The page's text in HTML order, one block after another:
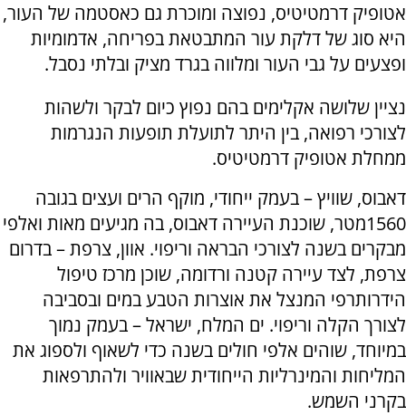
אטופיק דרמטיטיס, נפוצה ומוכרת גם כאסטמה של העור,
היא סוג של דלקת עור המתבטאת בפריחה, אדמומיות
ופצעים על גבי העור ומלווה בגרד מציק ובלתי נסבל.
נציין שלושה אקלימים בהם נפוץ כיום לבקר ולשהות
לצורכי רפואה, בין היתר לתועלת תופעות הנגרמות
ממחלת אטופיק דרמטיטיס.
דאבוס, שוויץ – בעמק ייחודי, מוקף הרים ועצים בגובה
1560מטר, שוכנת העיירה דאבוס, בה מגיעים מאות ואלפי
מבקרים בשנה לצורכי הבראה וריפוי. אוון, צרפת – בדרום
צרפת, לצד עיירה קטנה ורדומה, שוכן מרכז טיפול
הידרותרפי המנצל את אוצרות הטבע במים ובסביבה
לצורך הקלה וריפוי. ים המלח, ישראל – בעמק נמוך
במיוחד, שוהים אלפי חולים בשנה כדי לשאוף ולספוג את
המליחות והמינרליות הייחודית שבאוויר ולהתרפאות
בקרני השמש.